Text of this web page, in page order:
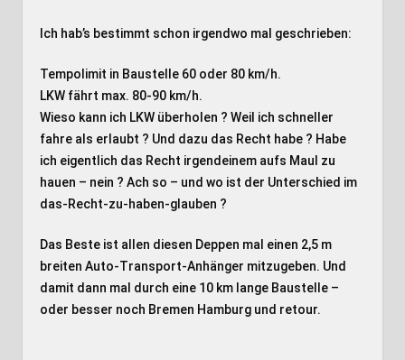
Ich hab’s bestimmt schon irgendwo mal geschrieben:
Tempolimit in Baustelle 60 oder 80 km/h.
LKW fährt max. 80-90 km/h.
Wieso kann ich LKW überholen ? Weil ich schneller
fahre als erlaubt ? Und dazu das Recht habe ? Habe
ich eigentlich das Recht irgendeinem aufs Maul zu
hauen – nein ? Ach so – und wo ist der Unterschied im
das-Recht-zu-haben-glauben ?
Das Beste ist allen diesen Deppen mal einen 2,5 m
breiten Auto-Transport-Anhänger mitzugeben. Und
damit dann mal durch eine 10 km lange Baustelle –
oder besser noch Bremen Hamburg und retour.